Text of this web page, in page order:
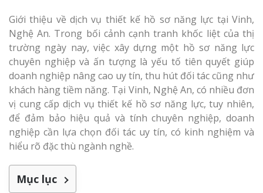
Giới thiệu về dịch vụ thiết kế hồ sơ năng lực tại Vinh,
Nghệ An. Trong bối cảnh cạnh tranh khốc liệt của thị
trường ngày nay, việc xây dựng một hồ sơ năng lực
chuyên nghiệp và ấn tượng là yếu tố tiên quyết giúp
doanh nghiệp nâng cao uy tín, thu hút đối tác cũng như
khách hàng tiềm năng. Tại Vinh, Nghệ An, có nhiều đơn
vị cung cấp dịch vụ thiết kế hồ sơ năng lực, tuy nhiên,
để đảm bảo hiệu quả và tính chuyên nghiệp, doanh
nghiệp cần lựa chọn đối tác uy tín, có kinh nghiệm và
hiểu rõ đặc thù ngành nghề.
Mục lục